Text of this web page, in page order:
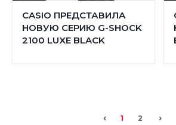
CASIO ПРЕДСТАВИЛА
НОВУЮ СЕРИЮ G-SHOCK
2100 LUXE BLACK
‹ 1 2 ›